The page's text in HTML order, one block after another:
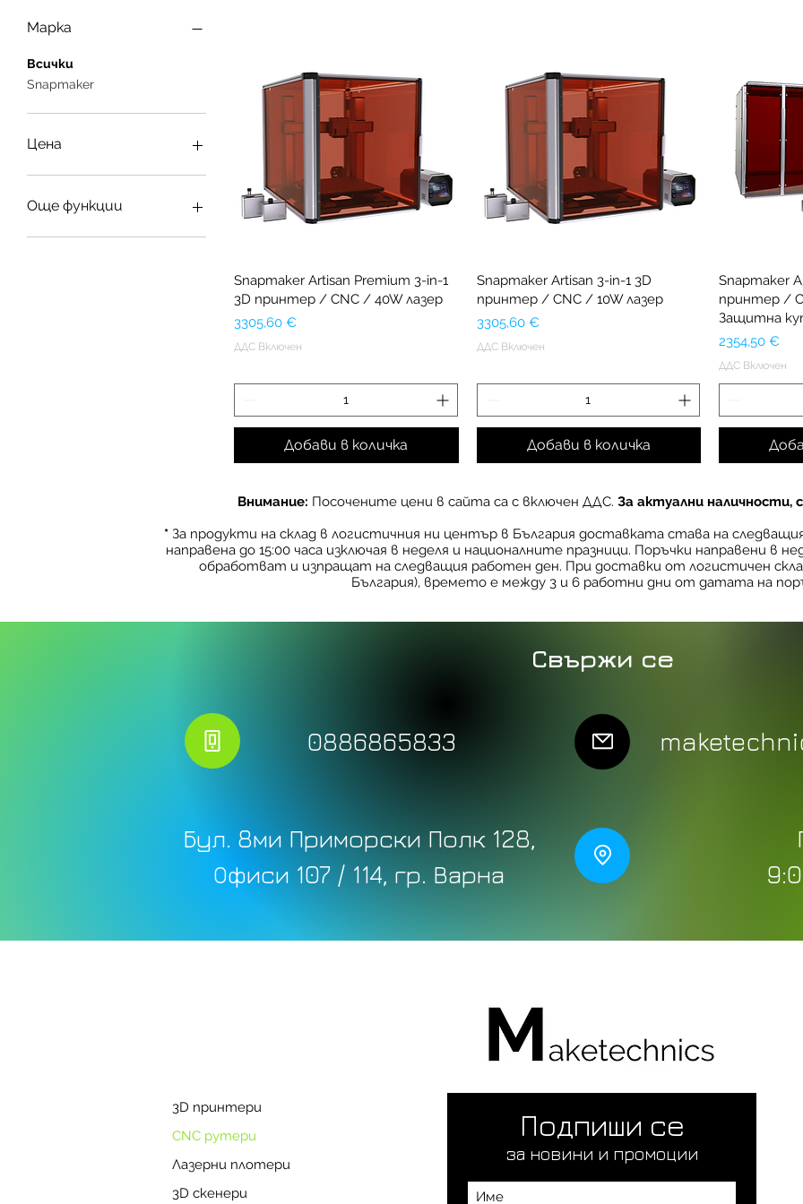
Марка
Всички
Snapmaker
Цена
Още функции
3D принтери
Snapmaker Artisan Premium 3-in-1
3D принтер / CNC / 40W лазер
Цена
3305,60 €
ДДС Включен
Добави в количка
Snapmaker Artisan 3-in-1 3D
принтер / CNC / 10W лазер
Цена
3305,60 €
ДДС Включен
Добави в количка
Snapmaker
принтер /
Защитна
Цена
2354,50 €
ДДС Включен
Внимание: Посочените цени в сайта са с включен ДДС. За актуални наличности,
* За продукти на склад в логистичния ни център в България доставката става на
направена до 15:00 часа изключая в неделя и националните празници. Поръчки направени в
обработват и изпращат на следващия работен ден. При доставки от логистичен
България), времето е между 3 и 6 работни дни от датата на
Свържи се
0886865833
Бул. 8ми Приморски Полк 128,
Офиси 107 / 114, гр. Варна
3D принтери
CNC рутери
Лазерни плотери
3D скенери
Подпиши се
за новини и промоции